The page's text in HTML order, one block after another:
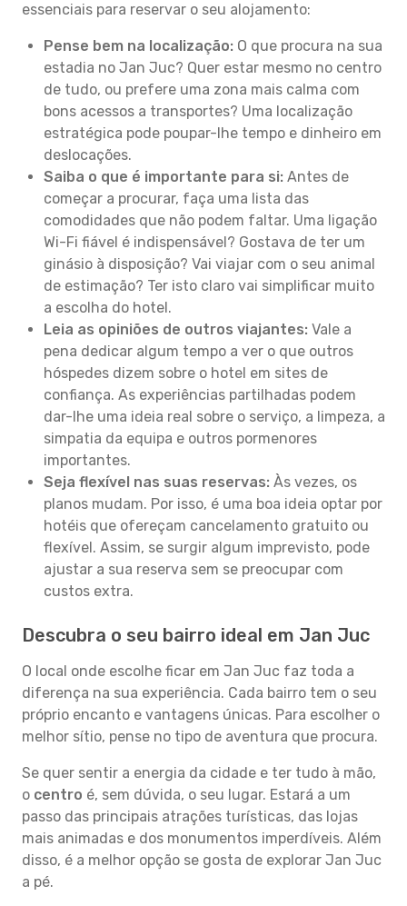
essenciais para reservar o seu alojamento:
Pense bem na localização: O que procura na sua
estadia no Jan Juc? Quer estar mesmo no centro
de tudo, ou prefere uma zona mais calma com
bons acessos a transportes? Uma localização
estratégica pode poupar-lhe tempo e dinheiro em
deslocações.
Saiba o que é importante para si: Antes de
começar a procurar, faça uma lista das
comodidades que não podem faltar. Uma ligação
Wi-Fi fiável é indispensável? Gostava de ter um
ginásio à disposição? Vai viajar com o seu animal
de estimação? Ter isto claro vai simplificar muito
a escolha do hotel.
Leia as opiniões de outros viajantes: Vale a
pena dedicar algum tempo a ver o que outros
hóspedes dizem sobre o hotel em sites de
confiança. As experiências partilhadas podem
dar-lhe uma ideia real sobre o serviço, a limpeza, a
simpatia da equipa e outros pormenores
importantes.
Seja flexível nas suas reservas: Às vezes, os
planos mudam. Por isso, é uma boa ideia optar por
hotéis que ofereçam cancelamento gratuito ou
flexível. Assim, se surgir algum imprevisto, pode
ajustar a sua reserva sem se preocupar com
custos extra.
Descubra o seu bairro ideal em Jan Juc
O local onde escolhe ficar em Jan Juc faz toda a
diferença na sua experiência. Cada bairro tem o seu
próprio encanto e vantagens únicas. Para escolher o
melhor sítio, pense no tipo de aventura que procura.
Se quer sentir a energia da cidade e ter tudo à mão,
o centro é, sem dúvida, o seu lugar. Estará a um
passo das principais atrações turísticas, das lojas
mais animadas e dos monumentos imperdíveis. Além
disso, é a melhor opção se gosta de explorar Jan Juc
a pé.